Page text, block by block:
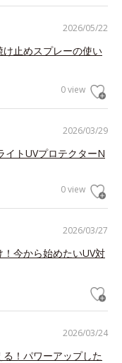
2026/05/22
止めスプレーの使い
0 view
2026/03/29
イトUVプロテクターN
0 view
2026/03/27
今から始めたいUV対
2026/03/24
！パワーアップした